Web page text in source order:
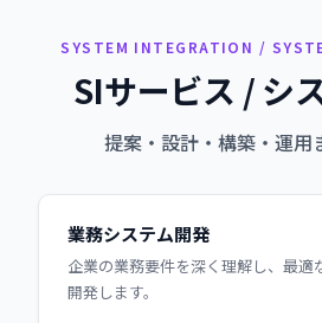
SYSTEM INTEGRATION /
SIサービス / シ
提案・設計・構築・運用
業務システム開発
企業の業務要件を深く理解し、最適
開発します。